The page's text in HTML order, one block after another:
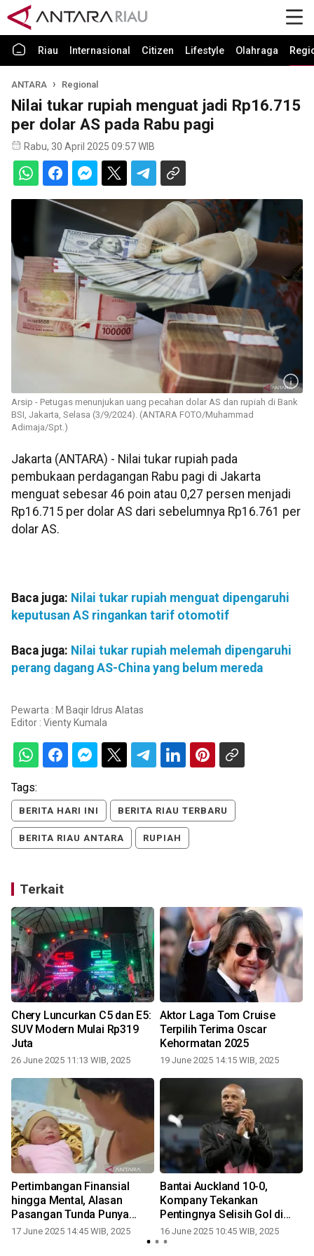
Riau Internasional Citizen Lifestyle Olahraga
ANTARA Regional
Nilai tukar rupiah menguat jadi Rp16.715
per dolar AS pada Rabu pagi
Rabu, 30 April 2025 09:57 WIB
Arsip - Petugas menunjukan uang pecahan dolar AS dan rupiah di Bank
BSI, Jakarta, Selasa (3/9/2024). (ANTARA FOTO/Muhammad
Adimaja/Spt.)
Jakarta (ANTARA) - Nilai tukar rupiah pada
pembukaan perdagangan Rabu pagi di Jakarta
menguat sebesar 46 poin atau 0,27 persen menjadi
Rp16.715 per dolar AS dari sebelumnya Rp16.761 per
dolar AS.
Baca juga: Nilai tukar rupiah menguat dipengaruhi
keputusan AS ringankan tarif otomotif
Baca juga: Nilai tukar rupiah melemah dipengaruhi
perang dagang AS-China yang belum mereda
Pewarta : M Baqir Idrus Alatas
Editor : Vienty Kumala
Tags:
BERITA HARI INI BERITA RIAU TERBARU
BERITA RIAU ANTARA RUPIAH
Terkait
Chery Luncurkan C5 dan E5:
SUV Modern Mulai Rp319
Juta
26 June 2025 11:13 WIB, 2025
Aktor Laga Tom Cruise
Terpilih Terima Oscar
Kehormatan 2025
19 June 2025 14:15 WIB, 2025
Pertimbangan Finansial
hingga Mental, Alasan
Pasangan Tunda Punya
Anak
17 June 2025 14:45 WIB, 2025
Bantai Auckland 10-0,
Kompany Tekankan
Pentingnya Selisih Gol di
Grup Berat
16 June 2025 10:45 WIB, 2025